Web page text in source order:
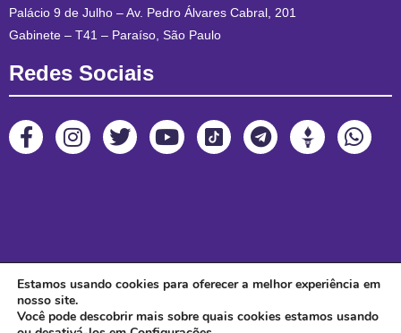
Palácio 9 de Julho – Av. Pedro Álvares Cabral, 201
Gabinete – T41 – Paraíso, São Paulo
Redes Sociais
Estamos usando cookies para oferecer a melhor experiência em
nosso site.
Você pode descobrir mais sobre quais cookies estamos usando